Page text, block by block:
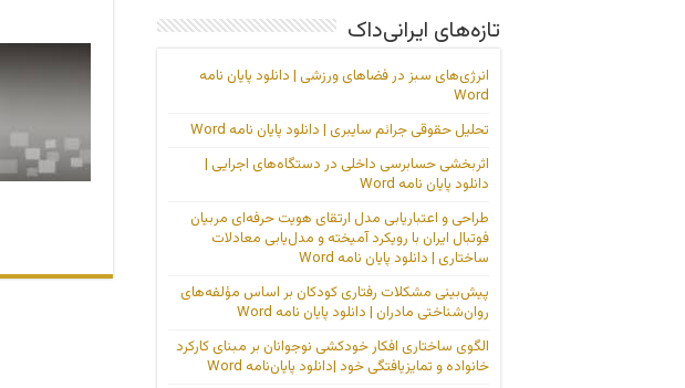
تازه‌های ایرانی‌داک
انرژی‌های سبز در فضاهای ورزشی | دانلود پایان نامه
Word
تحلیل حقوقی جرائم سایبری | دانلود پایان نامه Word
اثربخشی حسابرسی داخلی در دستگاه‌های اجرایی |
دانلود پایان نامه Word
طراحی و اعتباریابی مدل ارتقای هویت حرفه‌ای مربیان
فوتبال ایران با رویکرد آمیخته و مدل‌یابی معادلات
ساختاری | دانلود پایان نامه Word
پیش‌بینی مشکلات رفتاری کودکان بر اساس مؤلفه‌های
روان‌شناختی مادران | دانلود پایان نامه Word
الگوی ساختاری افکار خودکشی نوجوانان بر مبنای کارکرد
خانواده و تمایزیافتگی خود |دانلود پایان‌نامه Word